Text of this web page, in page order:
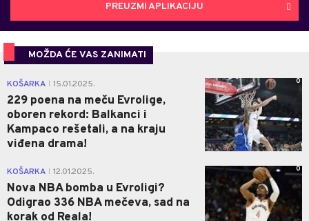
PREUZMI APLIKACIJU
MOŽDA ĆE VAS ZANIMATI
KOŠARKA 15.01.2025.
229 poena na meču Evrolige,
oboren rekord: Balkanci i
Kampaco rešetali, a na kraju
viđena drama!
0
KOŠARKA 12.01.2025.
Nova NBA bomba u Evroligi?
Odigrao 336 NBA mečeva, sad na
korak od Reala!
0